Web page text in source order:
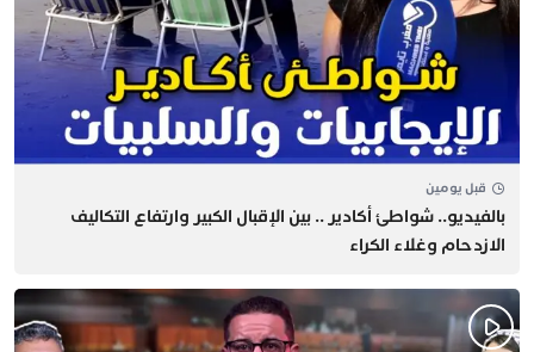
قبل يومين
بالفيديو.. شواطئ أكادير .. بين الإقبال الكبير وارتفاع التكاليف
الازدحام وغلاء الكراء